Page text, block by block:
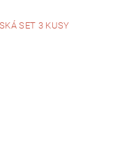
SET 3 KUSY